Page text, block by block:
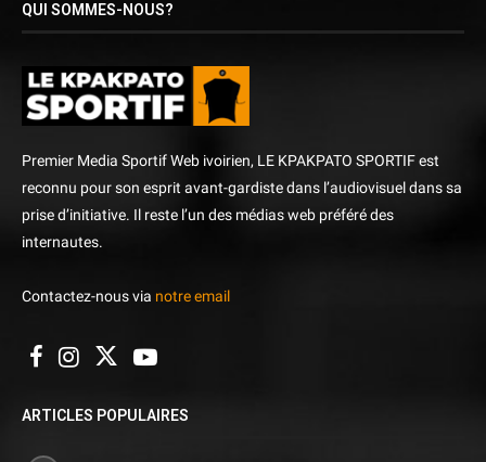
QUI SOMMES-NOUS?
Premier Media Sportif Web ivoirien, LE KPAKPATO SPORTIF est
reconnu pour son esprit avant-gardiste dans l’audiovisuel dans sa
prise d’initiative. Il reste l’un des médias web préféré des
internautes.
Contactez-nous via notre email
ARTICLES POPULAIRES